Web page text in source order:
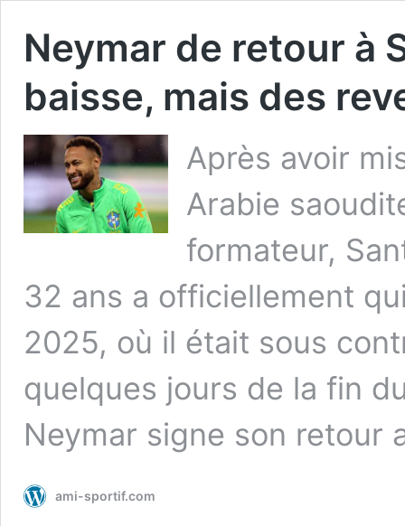
Neymar de retour à
baisse, mais des
Après avoir
Arabie
formateur,
32 ans a officiellement
2025, où il était sous
quelques jours de la fin
Neymar signe son retour
ami-sportif.com